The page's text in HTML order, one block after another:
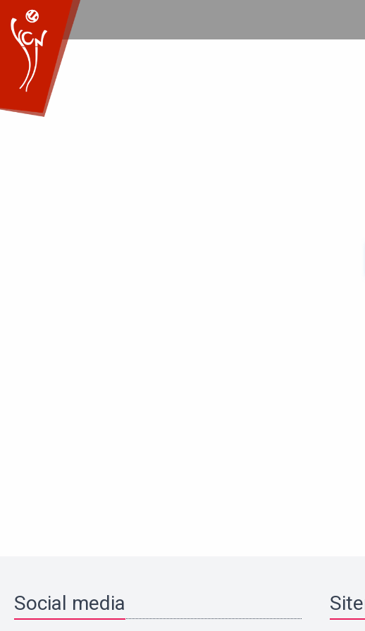
Social media